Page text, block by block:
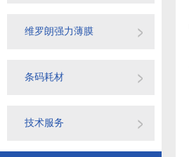
维罗朗强力薄膜
条码耗材
技术服务